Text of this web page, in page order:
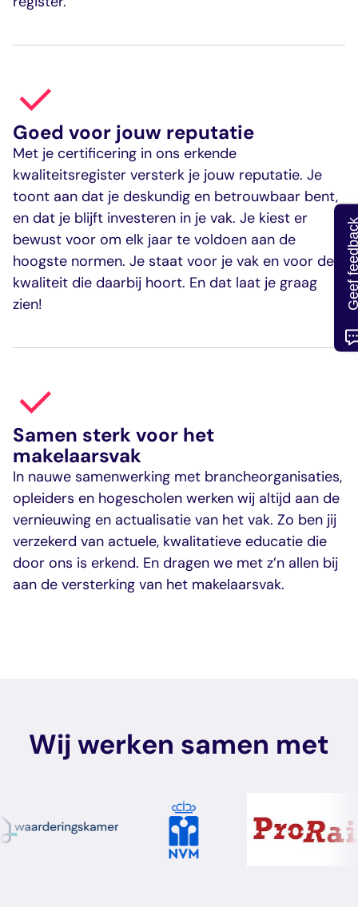
Goed voor jouw reputatie
Met je certificering in ons erkende
kwaliteitsregister versterk je jouw reputatie. Je
toont aan dat je deskundig en betrouwbaar bent,
en dat je blijft investeren in je vak. Je kiest er
bewust voor om elk jaar te voldoen aan de
hoogste normen. Je staat voor je vak en voor de
kwaliteit die daarbij hoort. En dat laat je graag
zien!
Samen sterk voor het
makelaarsvak
In nauwe samenwerking met brancheorganisaties,
opleiders en hogescholen werken wij altijd aan de
vernieuwing en actualisatie van het vak. Zo ben jij
verzekerd van actuele, kwalitatieve educatie die
door ons is erkend. En dragen we met z’n allen bij
aan de versterking van het makelaarsvak.
Wij werken samen met
Geef